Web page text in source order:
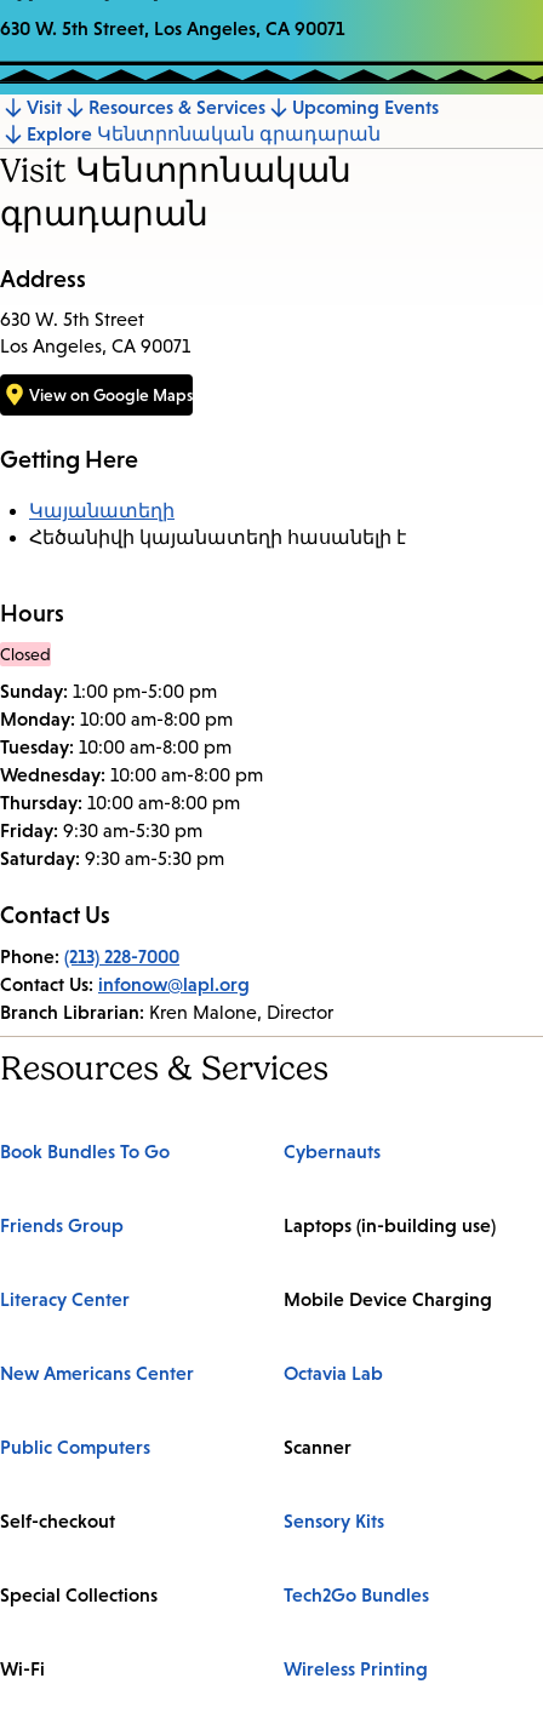
630 W. 5th Street, Los Angeles, CA 90071
Jump
to
section
Visit Resources & Services
Upcoming Events
Explore Կենտրոնական գրադարան
Visit Կենտրոնական
գրադարան
Address
630 W. 5th Street
Los Angeles, CA 90071
View on Google Maps
Getting Here
Կայանատեղի
Հեծանիվի կայանատեղի հասանելի է
Hours
Closed
Sunday: 1:00 pm-5:00 pm
Monday: 10:00 am-8:00 pm
Tuesday: 10:00 am-8:00 pm
Wednesday: 10:00 am-8:00 pm
Thursday: 10:00 am-8:00 pm
Friday: 9:30 am-5:30 pm
Saturday: 9:30 am-5:30 pm
Contact Us
Phone: (213) 228-7000
Contact Us: infonow@lapl.org
Branch Librarian: Kren Malone, Director
Resources & Services
Book Bundles To Go Cybernauts
Friends Group Laptops (in-building use)
Literacy Center Mobile Device Charging
New Americans Center Octavia Lab
Public Computers Scanner
Self-checkout Sensory Kits
Special Collections Tech2Go Bundles
Wi-Fi Wireless Printing